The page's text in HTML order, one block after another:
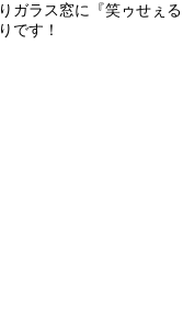
ガラス窓に『笑ゥせぇる
です！